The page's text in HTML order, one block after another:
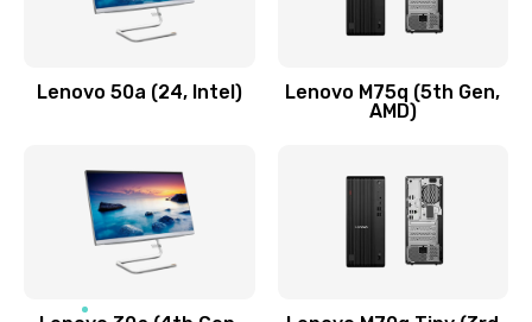
600 руб.
Чистка от пыли или влаги
Lenovo 50a (24, Intel)
Lenovo M75q (5th Gen,
AMD)